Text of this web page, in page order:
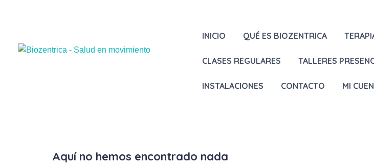
INICIO QUÉ ES BIOZENTRICA
CLASES REGULARES TALLERES
INSTALACIONES CONTACTO MI
Aquí no hemos encontrado nada